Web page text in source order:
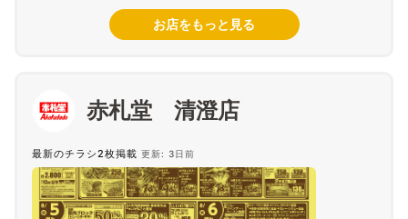
お店をもっと見る
赤札堂 清澄店
最新のチラシ2枚掲載 更新: 3日前